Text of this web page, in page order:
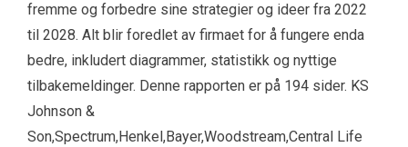
fremme og forbedre sine strategier og ideer fra 2022
til 2028. Alt blir foredlet av firmaet for å fungere enda
bedre, inkludert diagrammer, statistikk og nyttige
tilbakemeldinger. Denne rapporten er på 194 sider. KS
Johnson &
Son,Spectrum,Henkel,Bayer,Woodstream,Central Life